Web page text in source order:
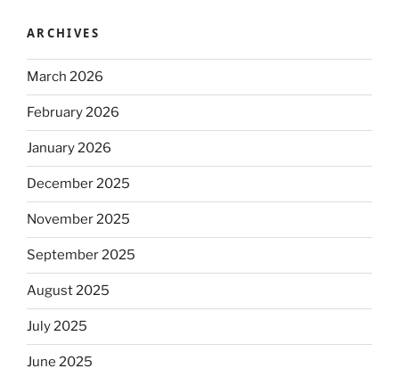
ARCHIVES
March 2026
February 2026
January 2026
December 2025
November 2025
September 2025
August 2025
July 2025
June 2025